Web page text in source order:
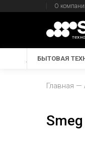
О
БЫТОВАЯ
Главная